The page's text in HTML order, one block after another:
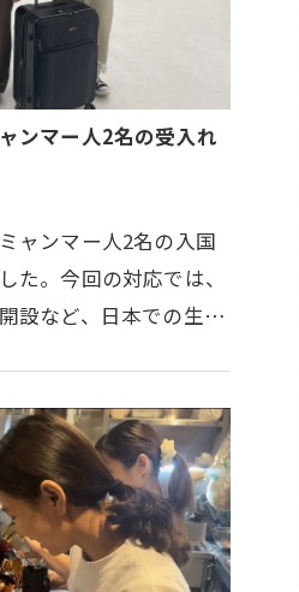
ンマー人2名の受入れ
ャンマー人2名の入国
た。今回の対応では、
設など、日本での生活